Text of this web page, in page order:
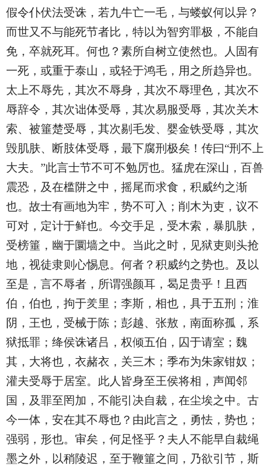
假令仆伏法受诛，若九牛亡一毛，与蝼蚁何以异？
而世又不与能死节者比，特以为智穷罪极，不能自
免，卒就死耳。何也？素所自树立使然也。人固有
一死，或重于泰山，或轻于鸿毛，用之所趋异也。
太上不辱先，其次不辱身，其次不辱理色，其次不
辱辞令，其次诎体受辱，其次易服受辱，其次关木
索、被箠楚受辱，其次剔毛发、婴金铁受辱，其次
毁肌肤、断肢体受辱，最下腐刑极矣！传曰“刑不上
大夫。”此言士节不可不勉厉也。猛虎在深山，百兽
震恐，及在槛阱之中，摇尾而求食，积威约之渐
也。故士有画地为牢，势不可入；削木为吏，议不
可对，定计于鲜也。今交手足，受木索，暴肌肤，
受榜箠，幽于圜墙之中。当此之时，见狱吏则头抢
地，视徒隶则心惕息。何者？积威约之势也。及以
至是，言不辱者，所谓强颜耳，曷足贵乎！且西
伯，伯也，拘于羑里；李斯，相也，具于五刑；淮
阴，王也，受械于陈；彭越、张敖，南面称孤，系
狱抵罪；绛侯诛诸吕，权倾五伯，囚于请室；魏
其，大将也，衣赭衣，关三木；季布为朱家钳奴；
灌夫受辱于居室。此人皆身至王侯将相，声闻邻
国，及罪至罔加，不能引决自裁，在尘埃之中。古
今一体，安在其不辱也？由此言之，勇怯，势也；
强弱，形也。审矣，何足怪乎？夫人不能早自裁绳
墨之外，以稍陵迟，至于鞭箠之间，乃欲引节，斯